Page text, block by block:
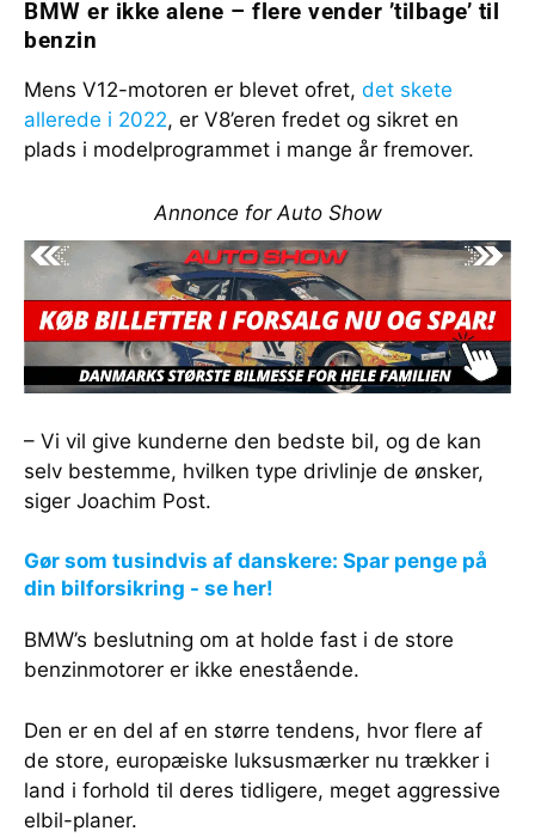
BMW er ikke alene – flere vender ’tilbage’ til
benzin
Mens V12-motoren er blevet ofret, det skete
allerede i 2022, er V8’eren fredet og sikret en
plads i modelprogrammet i mange år fremover.
Annonce for Auto Show
– Vi vil give kunderne den bedste bil, og de kan
selv bestemme, hvilken type drivlinje de ønsker,
siger Joachim Post.
Gør som tusindvis af danskere: Spar penge på
din bilforsikring - se her!
BMW’s beslutning om at holde fast i de store
benzinmotorer er ikke enestående.
Den er en del af en større tendens, hvor flere af
de store, europæiske luksusmærker nu trækker i
land i forhold til deres tidligere, meget aggressive
elbil-planer.